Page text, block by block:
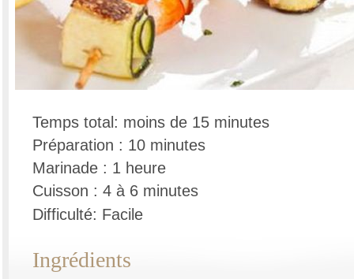
Temps total: moins de 15 minutes
Préparation : 10 minutes
Marinade : 1 heure
Cuisson : 4 à 6 minutes
Difficulté: Facile
Ingrédients